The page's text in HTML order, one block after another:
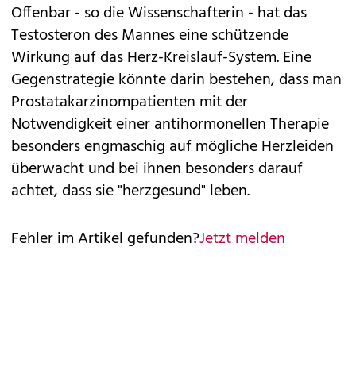
Offenbar - so die Wissenschafterin - hat das
Testosteron des Mannes eine schützende
Wirkung auf das Herz-Kreislauf-System. Eine
Gegenstrategie könnte darin bestehen, dass man
Prostatakarzinompatienten mit der
Notwendigkeit einer antihormonellen Therapie
besonders engmaschig auf mögliche Herzleiden
überwacht und bei ihnen besonders darauf
achtet, dass sie "herzgesund" leben.
Fehler im Artikel gefunden?Jetzt melden